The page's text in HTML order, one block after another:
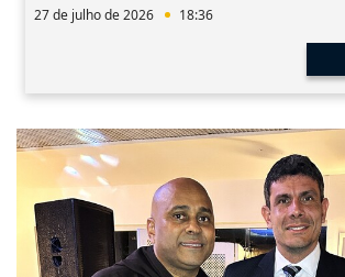
27 de julho de 2026 18:36